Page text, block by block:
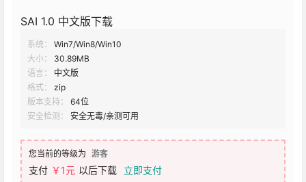
SAI 1.0 中文版下载
系统：
Win7/Win8/Win10
大小：
30.89MB
语言：
中文版
格式：
zip
版本支持：
64位
安全检测：
安全无毒/亲测可用
您当前的等级为 游客
支付 ￥1元 以后下载 立即支付